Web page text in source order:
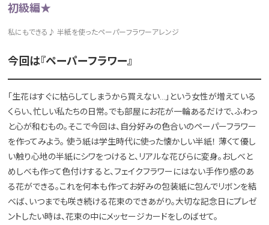
初級編★
私にもできる♪ 半紙を使ったペーパーフラワーアレンジ
今回は『ペーパーフラワー』
「生花はすぐに枯らしてしまうから買えない…」という女性が増えている
くらい、忙しい私たちの日常。でも部屋にお花が一輪あるだけで、ふわっ
と心が和むもの。そこで今回は、自分好みの色合いのペーパーフラワー
を作ってみよう。 使う紙は学生時代に使った懐かしい半紙！ 薄くて優し
い触り心地の半紙にシワをつけると、リアルな花びらに変身。おしべと
めしべも作って色付けすると、フェイクフラワーにはない手作り感のあ
る花ができる。これを何本も作ってお好みの包装紙に包んでリボンを結
べば、いつまでも咲き続ける花束のできあがり。大切な記念日にプレゼ
ントしたい時は、花束の中にメッセージカードをしのばせて。